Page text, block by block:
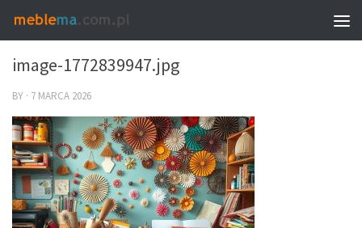
0
image-1772839947.jpg
BY · 7 MARCA 2026